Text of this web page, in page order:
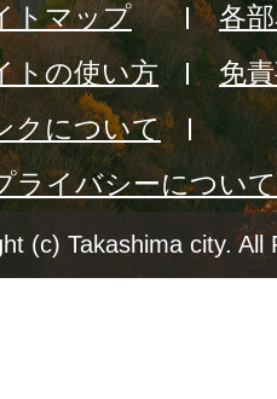
トマップ
各
トの使い方
免
クについて
ライバシーについて
(c) Takashima city. All